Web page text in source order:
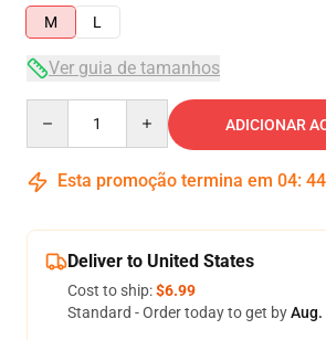
M
L
Ver guia de tamanhos
ADICIONAR
Esta promoção termina em 04: 44
Deliver to United States
Cost to ship:$6.99
Standard - Order today to get byAug.